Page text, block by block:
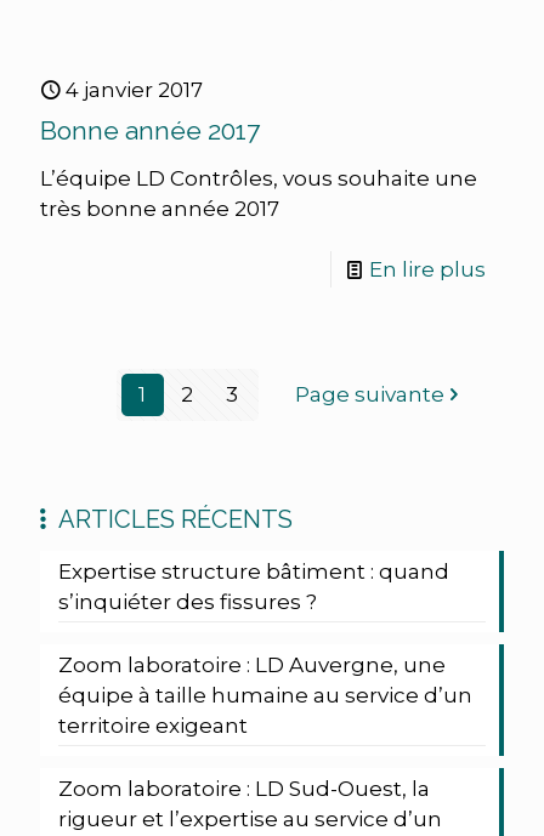
4 janvier 2017
Bonne année 2017
L’équipe LD Contrôles, vous souhaite une
très bonne année 2017
En lire plus
1 2 3 Page suivante
ARTICLES RÉCENTS
Expertise structure bâtiment : quand
s’inquiéter des fissures ?
Zoom laboratoire : LD Auvergne, une
équipe à taille humaine au service d’un
territoire exigeant
Zoom laboratoire : LD Sud-Ouest, la
rigueur et l’expertise au service d’un